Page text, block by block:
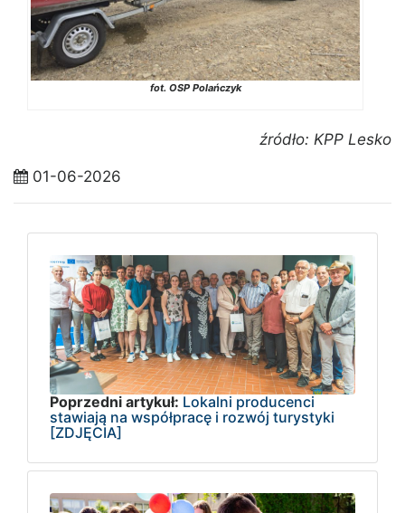
fot. OSP Polańczyk
źródło: KPP Lesko
01-06-2026
Poprzedni artykuł: Lokalni producenci
stawiają na współpracę i rozwój turystyki
[ZDJĘCIA]